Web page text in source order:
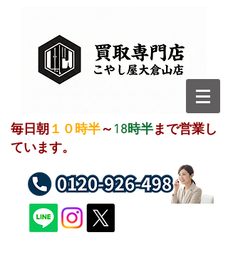
毎日朝 １０時半～ 18時半まで営業し
ています。